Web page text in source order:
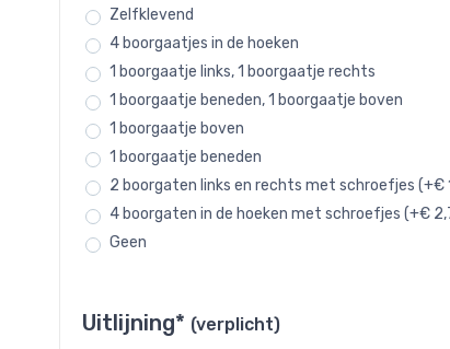
Zelfklevend
4 boorgaatjes in de hoeken
1 boorgaatje links, 1 boorgaatje rechts
1 boorgaatje beneden, 1 boorgaatje boven
1 boorgaatje boven
1 boorgaatje beneden
2 boorgaten links en rechts met schroefjes (+€
4 boorgaten in de hoeken met schroefjes (+€
Geen
Uitlijning* (verplicht)